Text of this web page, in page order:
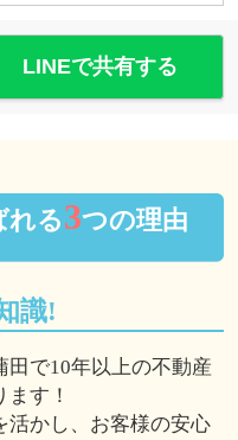
LINEで共有する
れる3つの理由
識!
田で10年以上の不動産
す！
活かし、お客様の安心